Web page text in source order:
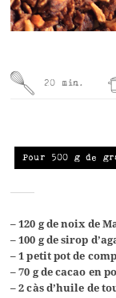
20 min.
Pour 500 g de
– 120 g de noix de
– 100 g de sirop
– 1 petit pot de
– 70 g de cacao en
– 2 càs d’huile de